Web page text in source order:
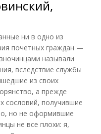
ни в одно из
почетных граждан —
называли
вследствие службы
из своих
а прежде
сословий, получившие
но не оформившие
не все плохи: я,